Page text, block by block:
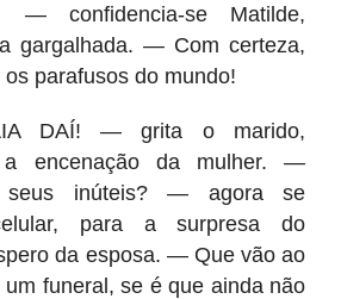
— confidencia-se Matilde,
gargalhada. — Com certeza,
parafusos do mundo!
DAÍ! — grita o marido,
a encenação da mulher. —
seus inúteis? — agora se
para a surpresa do
da esposa. — Que vão ao
funeral, se é que ainda não